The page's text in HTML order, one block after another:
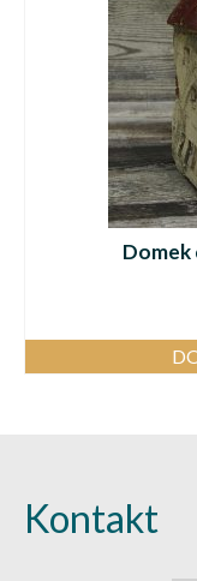
Domek
Kontakt